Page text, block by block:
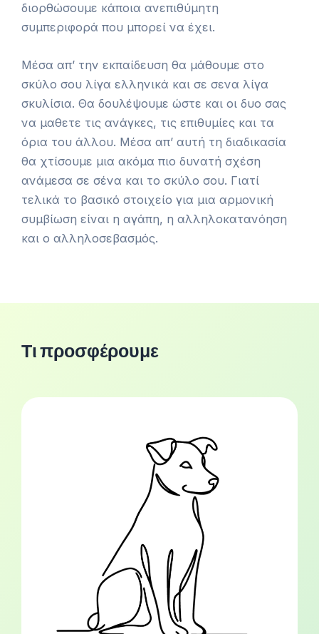
διορθώσουμε κάποια ανεπιθύμητη
συμπεριφορά που μπορεί να έχει.
Μέσα απ’ την εκπαίδευση θα μάθουμε στο
σκύλο σου λίγα ελληνικά και σε σενα λίγα
σκυλίσια. Θα δουλέψουμε ώστε και οι δυο σας
να μαθετε τις ανάγκες, τις επιθυμίες και τα
όρια του άλλου. Μέσα απ’ αυτή τη διαδικασία
θα χτίσουμε μια ακόμα πιο δυνατή σχέση
ανάμεσα σε σένα και το σκύλο σου. Γιατί
τελικά το βασικό στοιχείο για μια αρμονική
συμβίωση είναι η αγάπη, η αλληλοκατανόηση
και ο αλληλοσεβασμός.
Τι προσφέρουμε